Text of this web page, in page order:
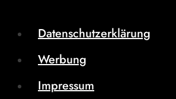
Datenschutzerklärung
Werbung
Impressum